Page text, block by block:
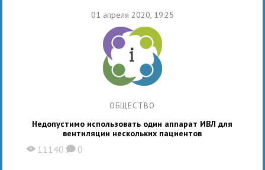
01 апреля 2020, 19:25
ОБЩЕСТВО
Недопустимо использовать один аппарат ИВЛ для
вентиляции нескольких пациентов
X 11140 K 0